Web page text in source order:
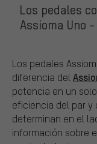
Los pedales
Assioma Uno
Los pedales
diferencia del
potencia en un
eficiencia del par y
determinan en el
información sobre